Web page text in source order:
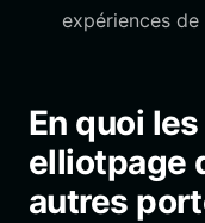
expériences
En quoi
elliotpage
autres